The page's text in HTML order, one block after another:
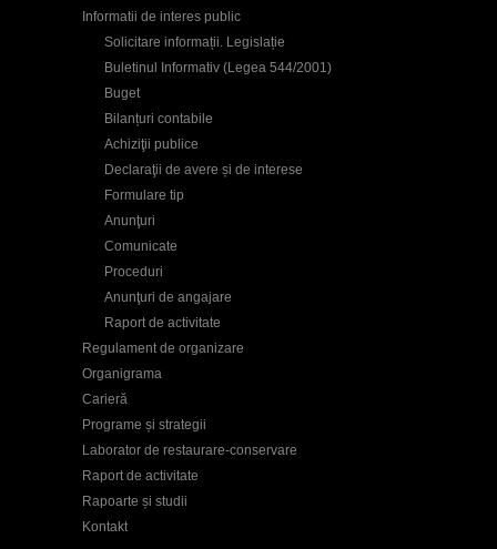
Informatii de interes public
Solicitare informații. Legislație
Buletinul Informativ (Legea 544/2001)
Buget
Bilanțuri contabile
Achiziţii publice
Declaraţii de avere și de interese
Formulare tip
Anunţuri
Comunicate
Proceduri
Anunţuri de angajare
Raport de activitate
Regulament de organizare
Organigrama
Carieră
Programe și strategii
Laborator de restaurare-conservare
Raport de activitate
Rapoarte și studii
Kontakt